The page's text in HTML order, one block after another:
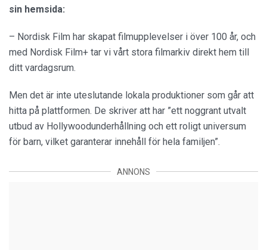
sin hemsida:
– Nordisk Film har skapat filmupplevelser i över 100 år, och
med Nordisk Film+ tar vi vårt stora filmarkiv direkt hem till
ditt vardagsrum.
Men det är inte uteslutande lokala produktioner som går att
hitta på plattformen. De skriver att har ”ett noggrant utvalt
utbud av Hollywoodunderhållning och ett roligt universum
för barn, vilket garanterar innehåll för hela familjen”.
ANNONS